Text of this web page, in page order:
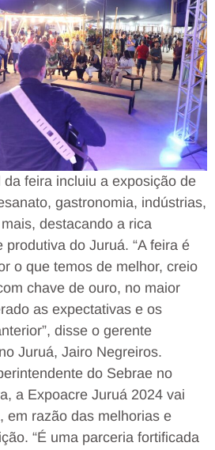
feira incluiu a exposição de
gastronomia, indústrias,
destacando a rica
do Juruá. “A feira é
o que temos de melhor, creio
chave de ouro, no maior
as expectativas e os
disse o gerente
Juruá, Jairo Negreiros.
do Sebrae no
a Expoacre Juruá 2024 vai
em razão das melhorias e
“É uma parceria fortificada